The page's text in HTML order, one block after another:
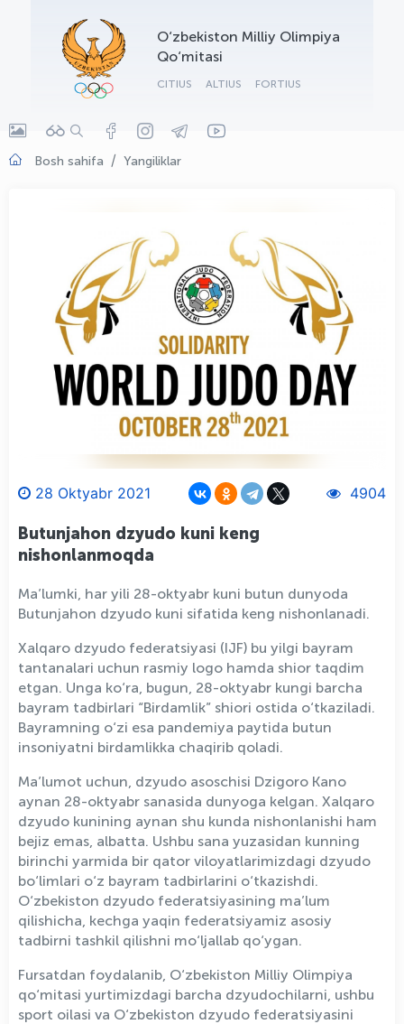
O‘zbekiston Milliy Olimpiya
Qo‘mitasi
CITIUS ALTIUS FORTIUS
Bosh sahifa Yangiliklar
28 Oktyabr 2021 4904
Butunjahon dzyudo kuni keng
nishonlanmoqda
Ma’lumki, har yili 28-oktyabr kuni butun dunyoda
Butunjahon dzyudo kuni sifatida keng nishonlanadi.
Xalqaro dzyudo federatsiyasi (IJF) bu yilgi bayram
tantanalari uchun rasmiy logo hamda shior taqdim
etgan. Unga ko‘ra, bugun, 28-oktyabr kungi barcha
bayram tadbirlari “Birdamlik” shiori ostida o‘tkaziladi.
Bayramning o‘zi esa pandemiya paytida butun
insoniyatni birdamlikka chaqirib qoladi.
Ma’lumot uchun, dzyudo asoschisi Dzigoro Kano
aynan 28-oktyabr sanasida dunyoga kelgan. Xalqaro
dzyudo kunining aynan shu kunda nishonlanishi ham
bejiz emas, albatta. Ushbu sana yuzasidan kunning
birinchi yarmida bir qator viloyatlarimizdagi dzyudo
bo‘limlari o‘z bayram tadbirlarini o‘tkazishdi.
O‘zbekiston dzyudo federatsiyasining ma’lum
qilishicha, kechga yaqin federatsiyamiz asosiy
tadbirni tashkil qilishni mo‘ljallab qo‘ygan.
Fursatdan foydalanib, O‘zbekiston Milliy Olimpiya
qo‘mitasi yurtimizdagi barcha dzyudochilarni, ushbu
sport oilasi va O‘zbekiston dzyudo federatsiyasini
OLYMPCHIK AI - yordamchi
Onlayn · olympic.uz